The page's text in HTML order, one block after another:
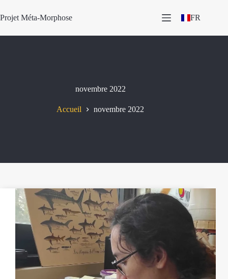
au
contenu
Projet Méta-Morphose FR
novembre 2022
Accueil novembre 2022